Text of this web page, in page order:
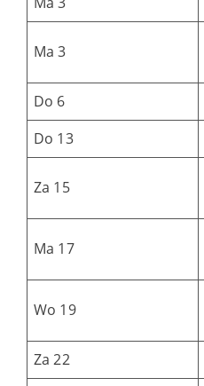
Ma 3
Do 6
Do 13
Za 15
Ma 17
Wo 19
Za 22